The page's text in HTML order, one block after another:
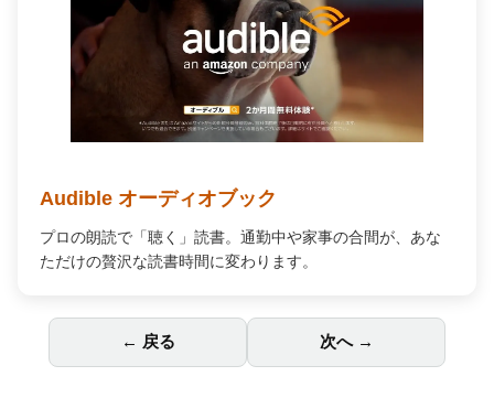
Audible オーディオブック
プロの朗読で「聴く」読書。通勤中や家事の合間が、あな
ただけの贅沢な読書時間に変わります。
← 戻る 次へ →